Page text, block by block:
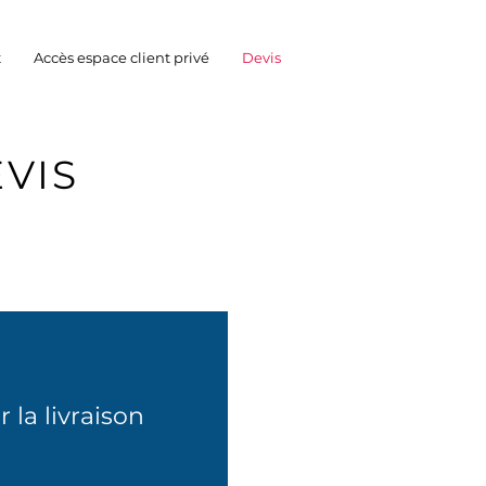
Accès espace client privé Devis
la livraison